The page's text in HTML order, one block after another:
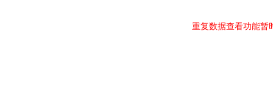
重复数据查看功能暂